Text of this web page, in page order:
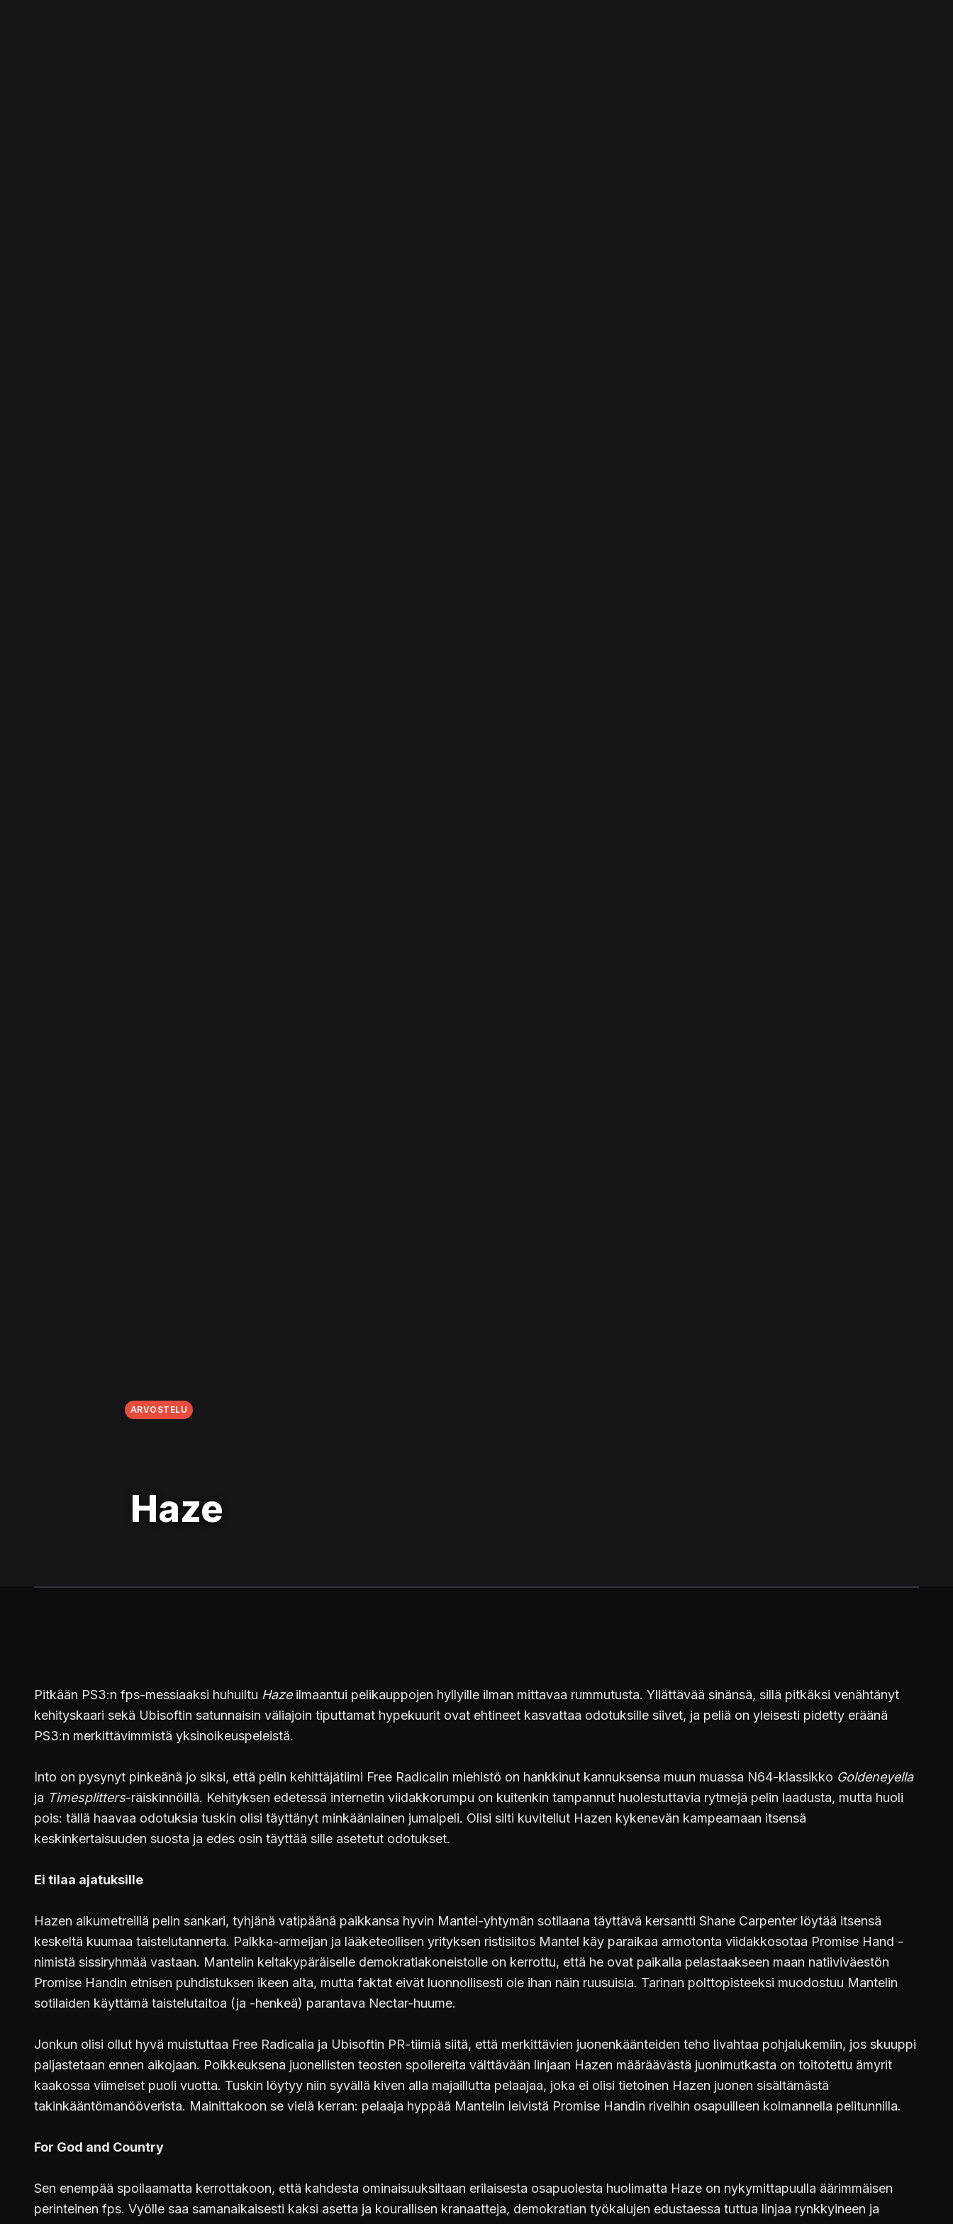
ARVOSTELU
Haze
Pitkään PS3:n fps-messiaaksi huhuiltu Hazeilmaantui pelikauppojen hyllyille ilman mittavaa rummutusta. Yllättävää sinänsä, sillä pitkäksi venähtänyt
kehityskaari sekä Ubisoftin satunnaisin väliajoin tiputtamat hypekuurit ovat ehtineet kasvattaa odotuksille siivet, ja peliä on yleisesti pidetty eräänä
PS3:n merkittävimmistä yksinoikeuspeleistä.
Into on pysynyt pinkeänä jo siksi, että pelin kehittäjätiimi Free Radicalin miehistö on hankkinut kannuksensa muun muassa N64-klassikko Goldeneyella
ja Timesplitters-räiskinnöillä. Kehityksen edetessä internetin viidakkorumpu on kuitenkin tampannut huolestuttavia rytmejä pelin laadusta, mutta huoli
pois: tällä haavaa odotuksia tuskin olisi täyttänyt minkäänlainen jumalpeli. Olisi silti kuvitellut Hazen kykenevän kampeamaan itsensä
keskinkertaisuuden suosta ja edes osin täyttää sille asetetut odotukset.
Ei tilaa ajatuksille
Hazen alkumetreillä pelin sankari, tyhjänä vatipäänä paikkansa hyvin Mantel-yhtymän sotilaana täyttävä kersantti Shane Carpenter löytää itsensä
keskeltä kuumaa taistelutannerta. Palkka-armeijan ja lääketeollisen yrityksen ristisiitos Mantel käy paraikaa armotonta viidakkosotaa Promise Hand -
nimistä sissiryhmää vastaan. Mantelin keltakypäräiselle demokratiakoneistolle on kerrottu, että he ovat paikalla pelastaakseen maan natiiviväestön
Promise Handin etnisen puhdistuksen ikeen alta, mutta faktat eivät luonnollisesti ole ihan näin ruusuisia. Tarinan polttopisteeksi muodostuu Mantelin
sotilaiden käyttämä taistelutaitoa (ja -henkeä) parantava Nectar-huume.
Jonkun olisi ollut hyvä muistuttaa Free Radicalia ja Ubisoftin PR-tiimiä siitä, että merkittävien juonenkäänteiden teho livahtaa pohjalukemiin, jos skuuppi
paljastetaan ennen aikojaan. Poikkeuksena juonellisten teosten spoilereita välttävään linjaan Hazen määräävästä juonimutkasta on toitotettu ämyrit
kaakossa viimeiset puoli vuotta. Tuskin löytyy niin syvällä kiven alla majaillutta pelaajaa, joka ei olisi tietoinen Hazen juonen sisältämästä
takinkääntömanööverista. Mainittakoon se vielä kerran: pelaaja hyppää Mantelin leivistä Promise Handin riveihin osapuilleen kolmannella pelitunnilla.
For God and Country
Sen enempää spoilaamatta kerrottakoon, että kahdesta ominaisuuksiltaan erilaisesta osapuolesta huolimatta Haze on nykymittapuulla äärimmäisen
perinteinen fps. Vyölle saa samanaikaisesti kaksi asetta ja kourallisen kranaatteja, demokratian työkalujen edustaessa tuttua linjaa rynkkyineen ja